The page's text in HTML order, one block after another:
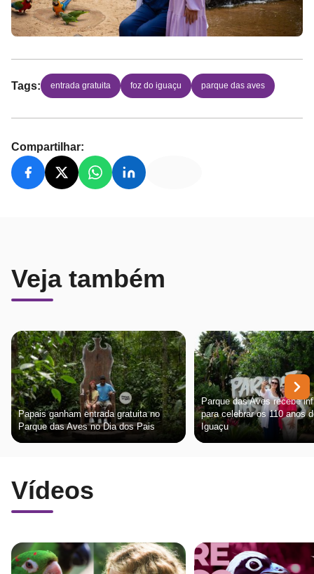
Tags: entrada gratuita foz do iguaçu parque das aves
Compartilhar:
Veja também
Papais ganham entrada gratuita no
Parque das Aves no Dia dos Pais
Parque das Aves recebe
para celebrar os 110 anos
Iguaçu
Vídeos